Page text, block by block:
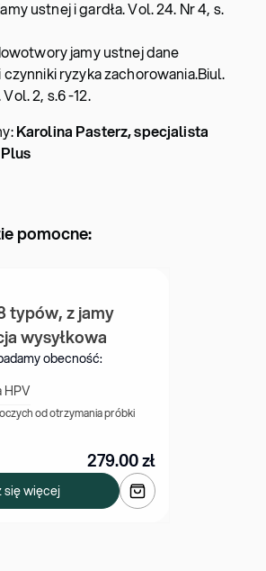
ustnej i gardła. Vol. 24. Nr 4, s.
jamy ustnej dane
ryzyka zachorowania.Biul.
2, s.6 -12.
Karolina Pasterz, specjalista
pomocne:
typów, z jamy
wysyłkowa
obecność:
HPV
od otrzymania próbki
279.00zł
się więcej